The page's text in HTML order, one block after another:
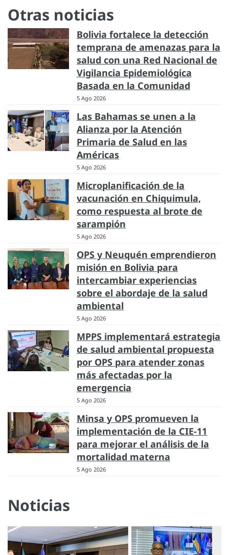
Otras noticias
Bolivia fortalece la detección
temprana de amenazas para la
salud con una Red Nacional de
Vigilancia Epidemiológica
Basada en la Comunidad
5 Ago 2026
Las Bahamas se unen a la
Alianza por la Atención
Primaria de Salud en las
Américas
5 Ago 2026
Microplanificación de la
vacunación en Chiquimula,
como respuesta al brote de
sarampión
5 Ago 2026
OPS y Neuquén emprendieron
misión en Bolivia para
intercambiar experiencias
sobre el abordaje de la salud
ambiental
5 Ago 2026
MPPS implementará estrategia
de salud ambiental propuesta
por OPS para atender zonas
más afectadas por la
emergencia
5 Ago 2026
Minsa y OPS promueven la
implementación de la CIE-11
para mejorar el análisis de la
mortalidad materna
5 Ago 2026
Noticias